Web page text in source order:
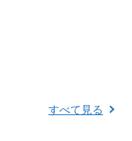
すべて見る